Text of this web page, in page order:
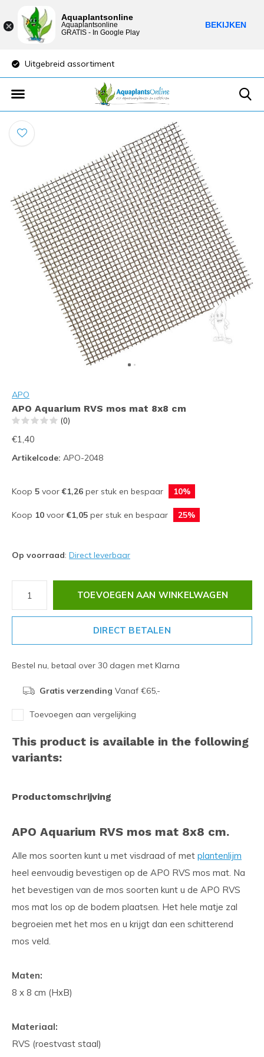
Uitgebreid assortiment
APO
APO Aquarium RVS mos mat 8x8 cm
(0)
€1,40
Artikelcode: APO-2048
Koop 5 voor€1,26 per stuk en bespaar 10%
Koop 10 voor€1,05 per stuk en bespaar 25%
Op voorraad: Direct leverbaar
TOEVOEGEN AAN WINKELWAGEN
DIRECT BETALEN
Bestel nu, betaal over 30 dagen met Klarna
Gratis verzending Vanaf €65,-
Toevoegen aan vergelijking
This product is available in the following
variants:
Productomschrijving
APO Aquarium RVS mos mat 8x8 cm.
Alle mos soorten kunt u met visdraad of met plantenlijm
heel eenvoudig bevestigen op de APO RVS mos mat. Na
het bevestigen van de mos soorten kunt u de APO RVS
mos mat los op de bodem plaatsen. Het hele matje zal
begroeien met het mos en u krijgt dan een schitterend
mos veld.
Maten:
8 x 8 cm (HxB)
Materiaal:
RVS (roestvast staal)
Aquaplantsonline
Aquaplantsonline
GRATIS - In Google Play
BEKIJKEN